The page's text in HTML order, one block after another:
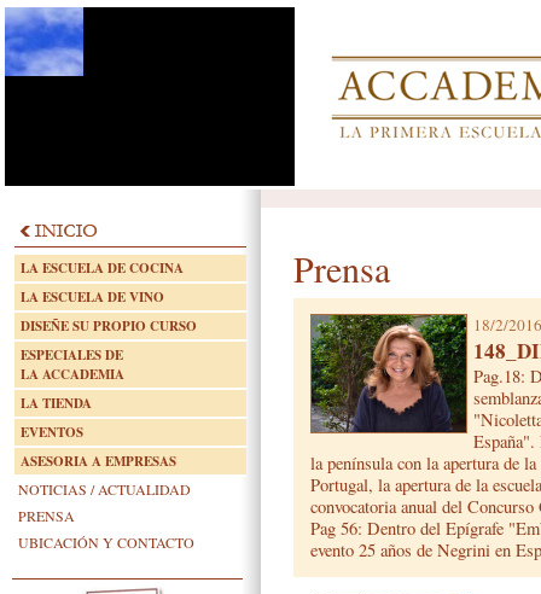
LA ESCUELA DE COCINA
LA ESCUELA DE VINO
DISEÑE SU PROPIO CURSO
ESPECIALES DE
LA ACCADEMIA
LA TIENDA
EVENTOS
ASESORIA A EMPRESAS
NOTICIAS / ACTUALIDAD
PRENSA
UBICACIÓN Y CONTACTO
Prensa
18/2/2016
Pag.18:
España".
la península con la apertura de
Portugal, la apertura de la
convocatoria anual del
Pag 56: Dentro del Epígrafe
evento 25 años de Negrini en